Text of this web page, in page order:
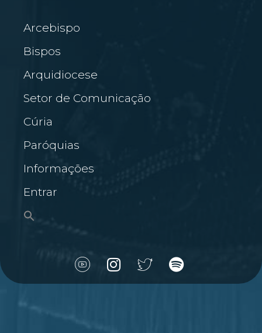
Arcebispo
Bispos
Arquidiocese
Setor de Comunicação
Cúria
Paróquias
Informações
Entrar